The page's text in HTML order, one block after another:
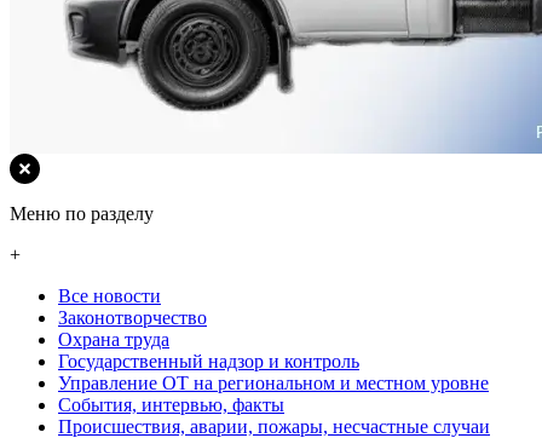
Меню по разделу
+
Все новости
Законотворчество
Охрана труда
Государственный надзор и контроль
Управление ОТ на региональном и местном уровне
События, интервью, факты
Происшествия, аварии, пожары, несчастные случаи